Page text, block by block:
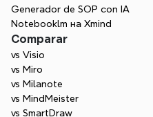
Generador de SOP con IA
Notebooklm на Xmind
Comparar
vs Visio
vs Miro
vs Milanote
vs MindMeister
vs SmartDraw